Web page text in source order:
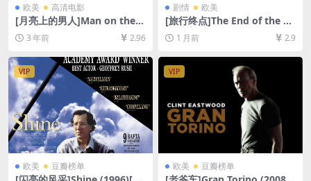
欧美 高清电影
[月亮上的男人]Man on the
Moon (1999)[百度网盘+夸克
网盘1080P超清未删减资源]
[网盘在线播放/下载][MP4/7.
5GB][中英字幕]
3 年前 2.96
剧情 欧美
[旅行终点]The End of the To
ur (2015)[百度网盘+夸克网盘
1080P超清未删减资源][网盘
在线播放/下载][MP4/7GB][中
英字幕]
1 月前 2.9
VIP
欧美 豆瓣榜单
VIP
欧美 豆瓣榜单